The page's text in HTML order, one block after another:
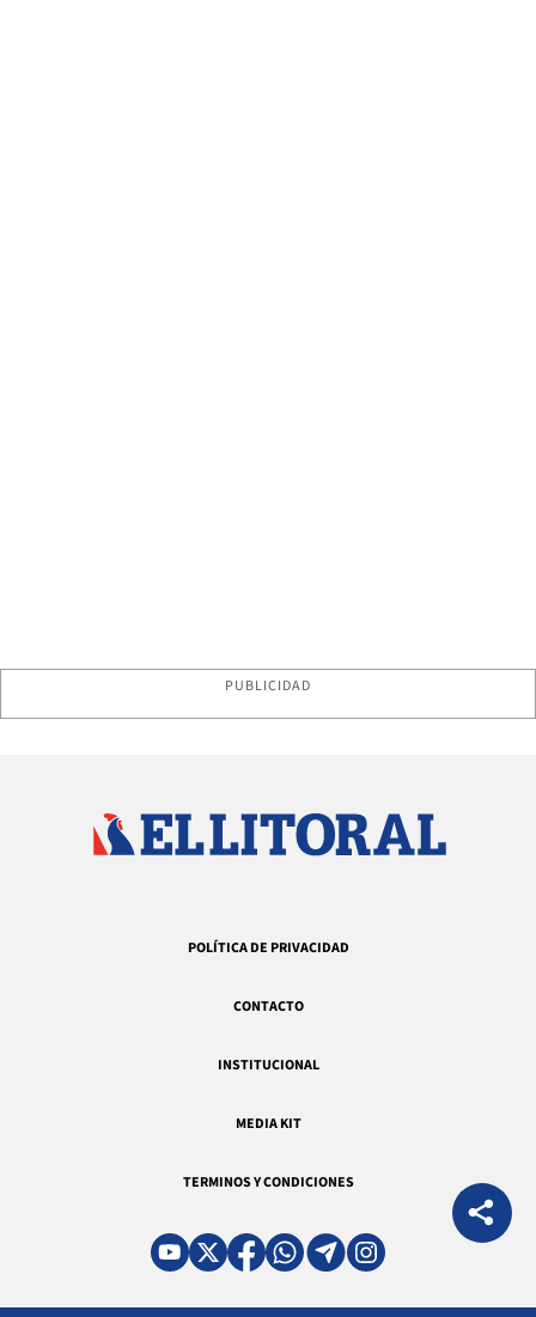
PUBLICIDAD
POLÍTICA DE PRIVACIDAD
CONTACTO
INSTITUCIONAL
MEDIA KIT
TERMINOS Y CONDICIONES